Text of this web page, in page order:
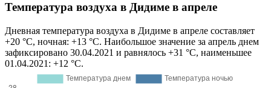
Температура воздуха в Дидиме в апреле
Дневная температура воздуха в Дидиме в апреле составляет
+20 °C, ночная: +13 °C. Наибольшое значение за апрель днем
зафиксировано 30.04.2021 и равнялось +31 °C, наименьшее
01.04.2021: +12 °C.